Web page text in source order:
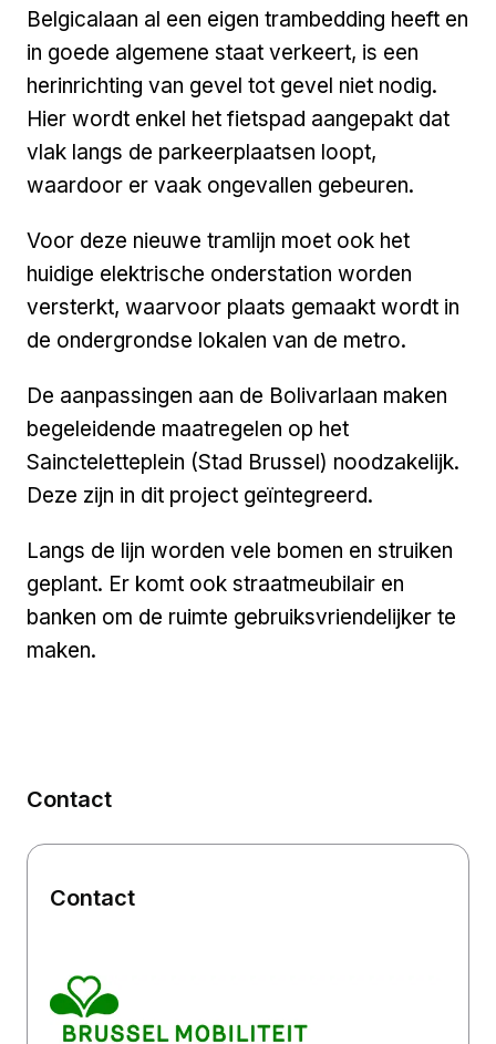
Belgicalaan al een eigen trambedding heeft en
in goede algemene staat verkeert, is een
herinrichting van gevel tot gevel niet nodig.
Hier wordt enkel het fietspad aangepakt dat
vlak langs de parkeerplaatsen loopt,
waardoor er vaak ongevallen gebeuren.
Voor deze nieuwe tramlijn moet ook het
huidige elektrische onderstation worden
versterkt, waarvoor plaats gemaakt wordt in
de ondergrondse lokalen van de metro.
De aanpassingen aan de Bolivarlaan maken
begeleidende maatregelen op het
Saincteletteplein (Stad Brussel) noodzakelijk.
Deze zijn in dit project geïntegreerd.
Langs de lijn worden vele bomen en struiken
geplant. Er komt ook straatmeubilair en
banken om de ruimte gebruiksvriendelijker te
maken.
Contact
Contact